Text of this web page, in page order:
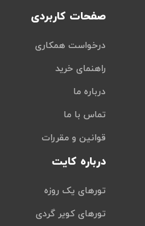
صفحات کاربردی
درخواست همکاری
راهنمای خرید
درباره ما
تماس با ما
قوانین و مقررات
درباره کایت
تورهای یک روزه
تورهای کویر گردی